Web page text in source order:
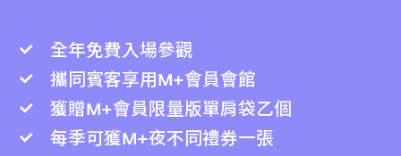
全年免費入場參觀
攜同賓客享用M+會員會館
獲贈M+會員限量版單肩袋乙個
每季可獲M+夜不同禮券一張